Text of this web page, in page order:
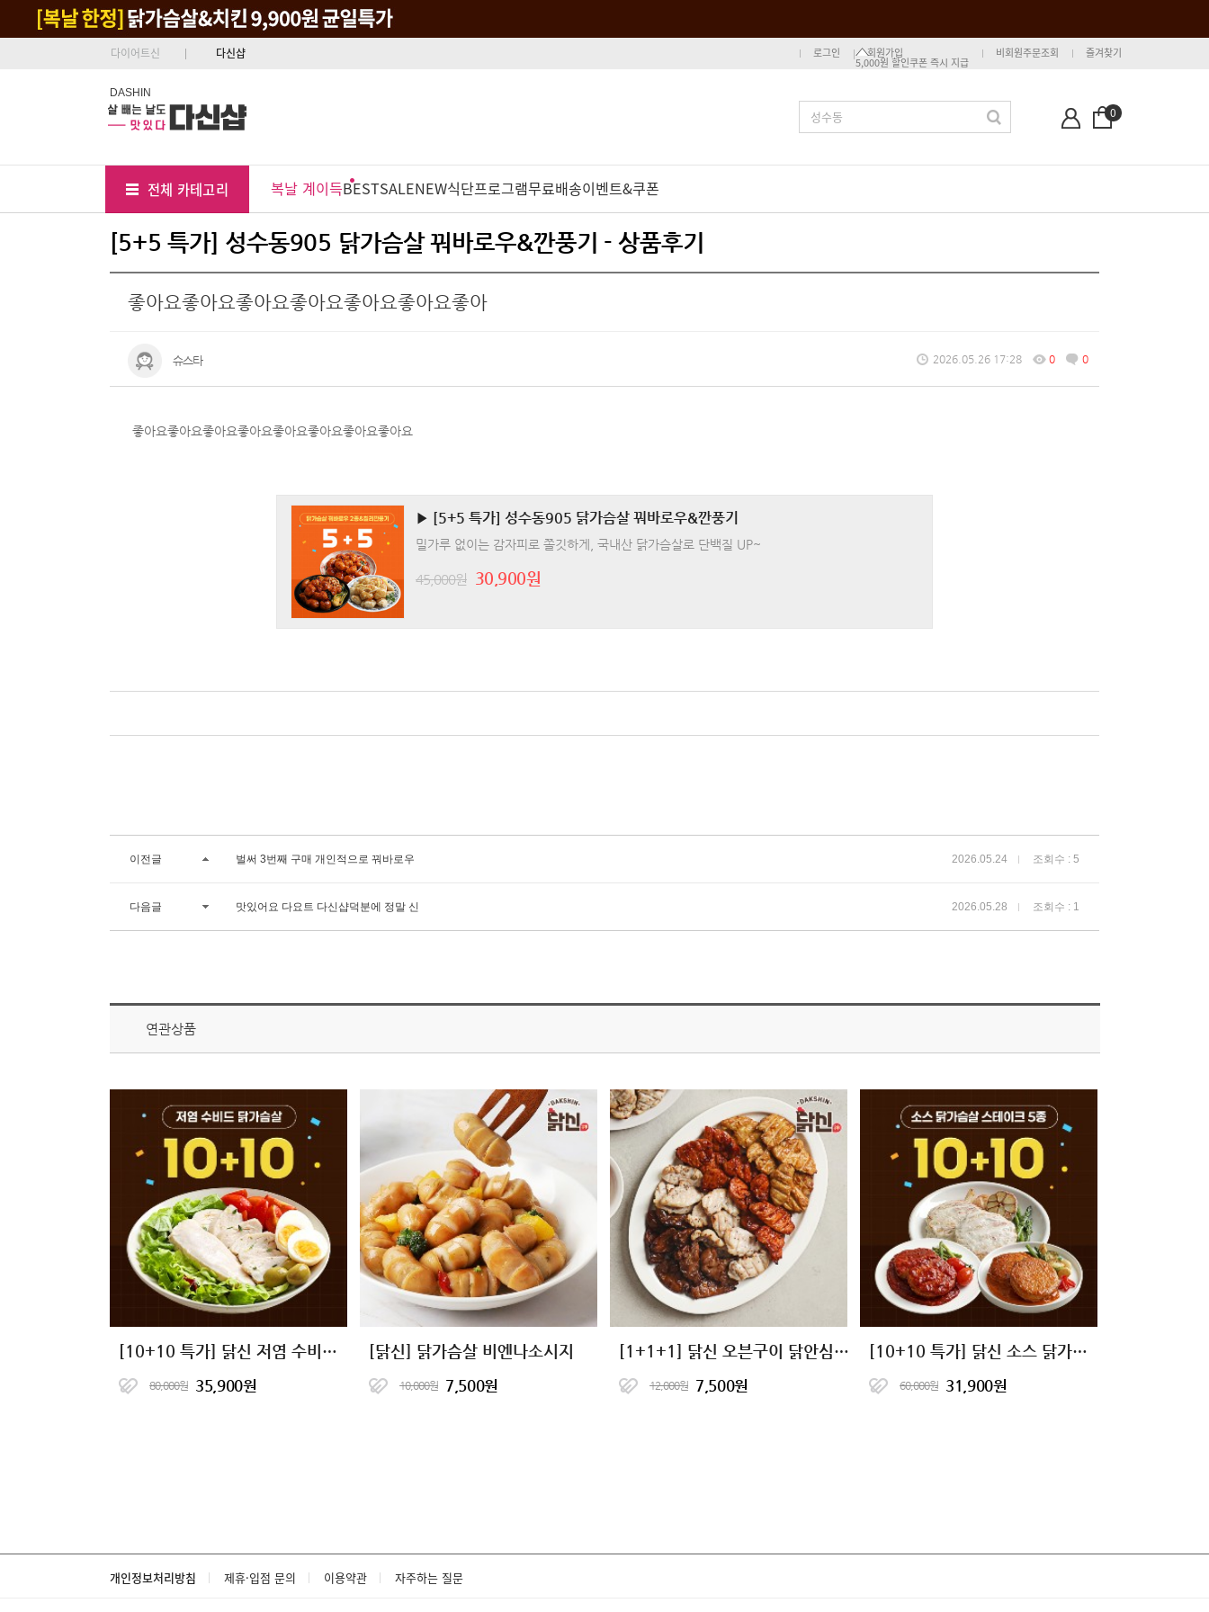
다이어트신 다신샵 로그인 회원가입
5,000원 할인쿠폰 즉시 지급
비회원주문조회 즐겨찾기
DASHIN
0
전체 카테고리 복날 계이득BESTSALENEW식단프로그램무료배송이벤트&쿠폰
[5+5 특가] 성수동905 닭가슴살 꿔바로우&깐풍기 - 상품후기
좋아요좋아요좋아요좋아요좋아요좋아요좋아
슈스타 2026.05.26 17:28 0 0
좋아요좋아요좋아요좋아요좋아요좋아요좋아요좋아요
▶ [5+5 특가] 성수동905 닭가슴살 꿔바로우&깐풍기
밀가루 없이는 감자피로 쫄깃하게, 국내산 닭가슴살로 단백질 UP~
45,000원 30,900원
이전글 벌써 3번째 구매 개인적으로 꿔바로우 2026.05.24 조회수 : 5
다음글 맛있어요 다요트 다신샵덕분에 정말 신 2026.05.28 조회수 : 1
연관상품
[10+10 특가] 닭신 저염 수비드 닭가슴살 20팩
80,000원 35,900원
[닭신] 닭가슴살 비엔나소시지
10,000원 7,500원
[1+1+1] 닭신 오븐구이 닭안심살 7종
12,000원 7,500원
[10+10 특가] 닭신 소스 닭가슴살 스테이크 5종 골라담기
60,000원 31,900원
개인정보처리방침 제휴·입점 문의 이용약관 자주하는 질문